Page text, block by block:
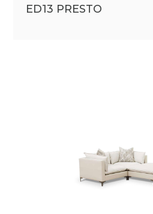
ED13 PRESTO